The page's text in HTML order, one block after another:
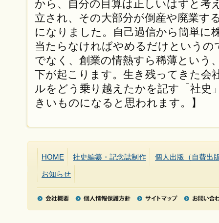
から、自分の目算は正しいはずと考
立され、その大部分が倒産や廃業す
になりました。自己過信から簡単に
当たらなければやめるだけというの
でなく、創業の情熱すら稀薄という
下が起こります。生き残ってきた会
ルをどう乗り越えたかを記す「社史
きいものになると思われます。】
HOME 社史編纂・記念誌制作 個人出版（自費出
お知らせ